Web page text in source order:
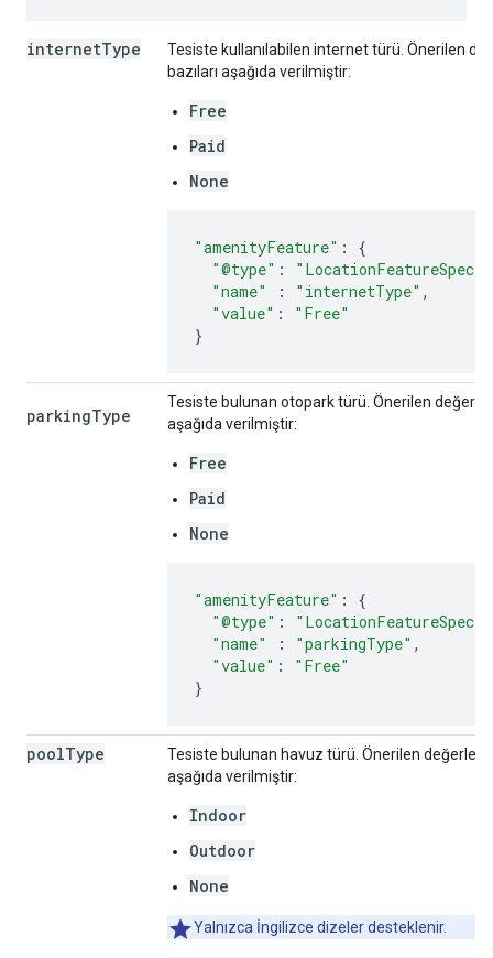
internetType
Tesiste kullanılabilen internet türü. Önerilen
bazıları aşağıda verilmiştir:
Free
Paid
None
"amenityFeature" :
{
"@type" :
"name"
: "internetType" ,
"value" :
"Free"
}
parkingType
Tesiste bulunan otopark türü. Önerilen
aşağıda verilmiştir:
Free
Paid
None
"amenityFeature" :
{
"@type" :
"name"
: "parkingType" ,
"value" :
"Free"
}
poolType
Tesiste bulunan havuz türü. Önerilen
aşağıda verilmiştir:
Indoor
Outdoor
None
Yalnızca İngilizce dizeler desteklenir.